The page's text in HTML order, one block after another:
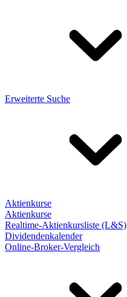
Erweiterte Suche
Aktienkurse
Aktienkurse
Realtime-Aktienkursliste (L&S)
Dividendenkalender
Online-Broker-Vergleich